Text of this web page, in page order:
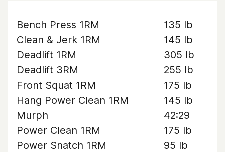
Bench Press 1RM
135 lb
Clean & Jerk 1RM
145 lb
Deadlift 1RM
305 lb
Deadlift 3RM
255 lb
Front Squat 1RM
175 lb
Hang Power Clean 1RM
145 lb
Murph
42:29
Power Clean 1RM
175 lb
Power Snatch 1RM
95 lb